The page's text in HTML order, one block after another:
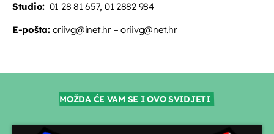
Studio: 01 28 81 657, 01 2882 984
E-pošta:oriivg@inet.hr – oriivg@net.hr
MOŽDA ĆE VAM SE I OVO SVIDJETI